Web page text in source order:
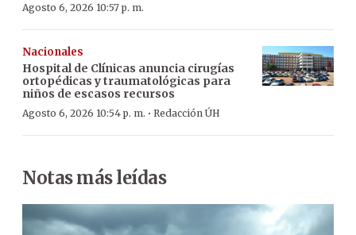
Agosto 6, 2026 10:57 p. m.
Nacionales
Hospital de Clínicas anuncia cirugías
ortopédicas y traumatológicas para
niños de escasos recursos
Agosto 6, 2026 10:54 p. m. · Redacción ÚH
Notas más leídas